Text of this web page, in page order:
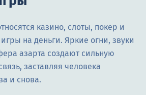
казино, слоты, покер и
на деньги. Яркие огни, звуки
азарта создают сильную
заставляя человека
и снова.